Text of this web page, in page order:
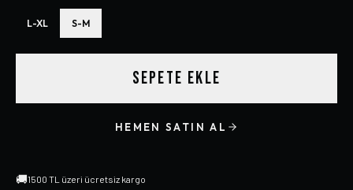
L-XL S-M
SEPETE EKLE
HEMEN SATIN AL
🚚1500 TL üzeri ücretsiz kargo